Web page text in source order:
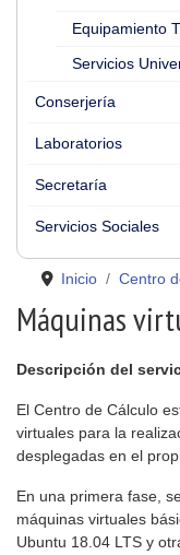
Equipamiento
Servicios
Conserjería
Laboratorios
Secretaría
Servicios Sociales
Inicio Centro
Máquinas
Descripción del
El Centro de Cálculo
virtuales para la
desplegadas en el
En una primera fase,
máquinas virtuales
Ubuntu 18.04 LTS y